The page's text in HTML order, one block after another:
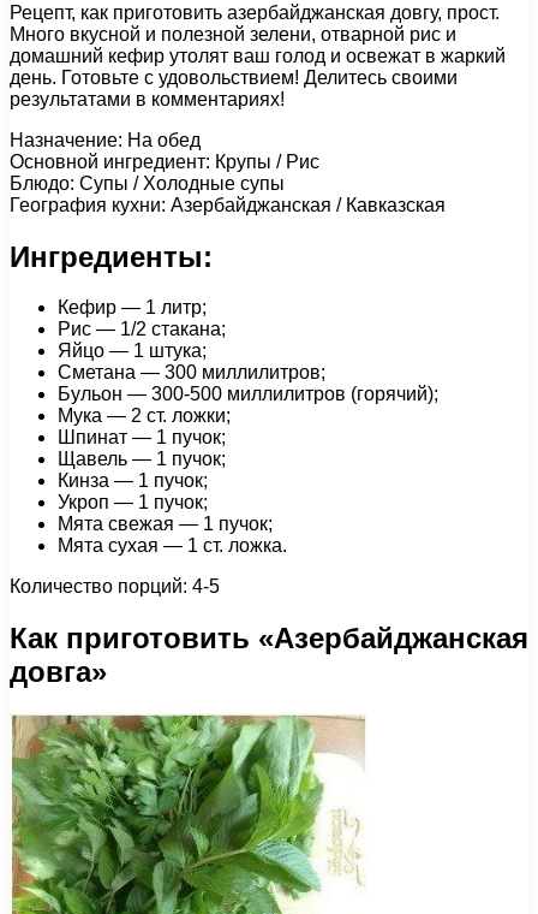
Рецепт, как приготовить азербайджанская довгу, прост.
Много вкусной и полезной зелени, отварной рис и
домашний кефир утолят ваш голод и освежат в жаркий
день. Готовьте с удовольствием! Делитесь своими
результатами в комментариях!
Назначение: На обед
Основной ингредиент: Крупы / Рис
Блюдо: Супы / Холодные супы
География кухни: Азербайджанская / Кавказская
Ингредиенты:
Кефир — 1 литр;
Рис — 1/2 стакана;
Яйцо — 1 штука;
Сметана — 300 миллилитров;
Бульон — 300-500 миллилитров (горячий);
Мука — 2 ст. ложки;
Шпинат — 1 пучок;
Щавель — 1 пучок;
Кинза — 1 пучок;
Укроп — 1 пучок;
Мята свежая — 1 пучок;
Мята сухая — 1 ст. ложка.
Количество порций: 4-5
Как приготовить «Азербайджанская
довга»